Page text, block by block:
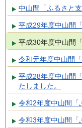
中山間「ふるさと支
平成29年度中山間
平成30年度中山間
令和元年度中山間
平成28年度中山間
たしました。
令和2年度中山間「
令和3年度中山間「